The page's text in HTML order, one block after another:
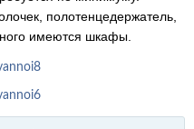
полотенцедержатель,
имеются шкафы.